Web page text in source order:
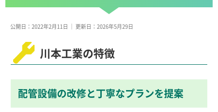
公開日：2022年2月11日 ｜ 更新日：2026年5月29日
川本工業の特徴
配管設備の改修と丁寧なプランを提案